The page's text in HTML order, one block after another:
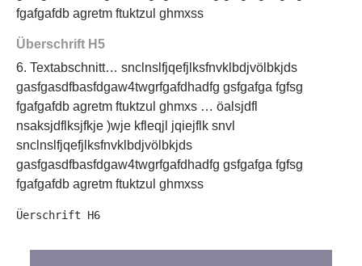
fgafgafdb agretm ftuktzul ghmxss
Überschrift H5
6. Textabschnitt… snclnslfjqefjlksfnvklbdjvölbkjds
gasfgasdfbasfdgaw4twgrfgafdhadfg gsfgafga fgfsg
fgafgafdb agretm ftuktzul ghmxs … öalsjdfl
nsaksjdflksjfkje )wje kfleqjl jqiejflk snvl
snclnslfjqefjlksfnvklbdjvölbkjds
gasfgasdfbasfdgaw4twgrfgafdhadfg gsfgafga fgfsg
fgafgafdb agretm ftuktzul ghmxss
Üerschrift H6